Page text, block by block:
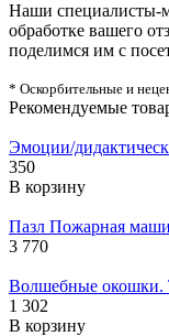
Наши специалисты-
обработке вашего
поделимся им с
* Оскорбительные и
Рекомендуемые
Эмоции/
350
В корзину
Пазл Пожарная
3 770
Волшебные окошки.
1 302
В корзину